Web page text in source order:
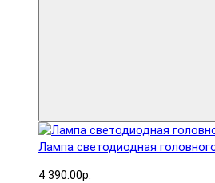
Лампа светодиодная
4 390.00р.